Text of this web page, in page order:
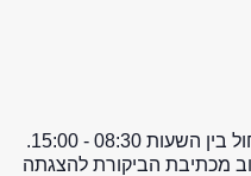
08:30 - 15:00.
מכתיבת הביקורת להצגתה